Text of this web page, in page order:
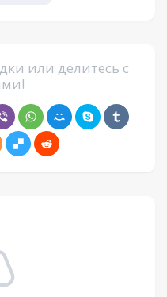
или делитесь с